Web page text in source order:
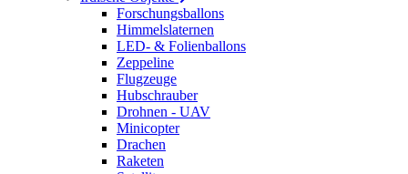
Forschungsballons
Himmelslaternen
LED- & Folienballons
Zeppeline
Flugzeuge
Hubschrauber
Drohnen - UAV
Minicopter
Drachen
Raketen